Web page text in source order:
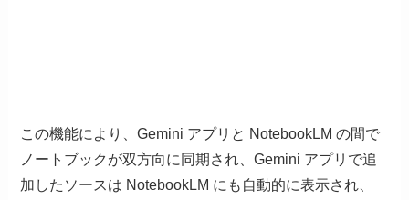
この機能により、Gemini アプリと NotebookLM の間で
ノートブックが双方向に同期され、Gemini アプリで追
加したソースは NotebookLM にも自動的に表示され、